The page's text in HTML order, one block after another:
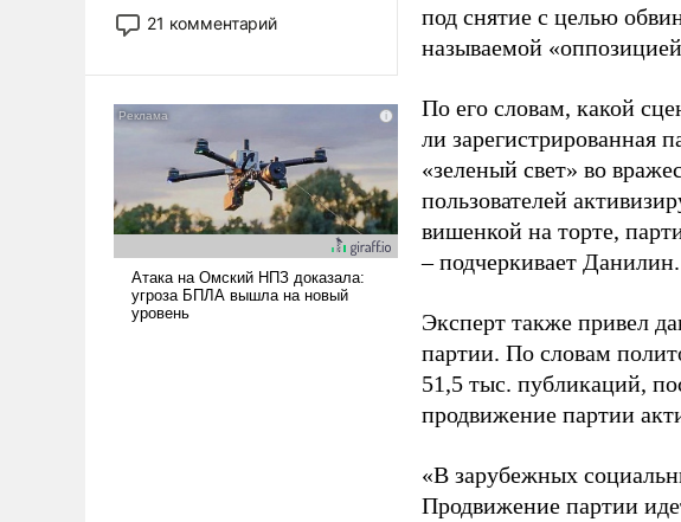
Мир, где политические
прожекты будут безусловно
налогоплательщиков и где
Еревану за свои поступки не
нужно отвечать.
21 комментарий
под снятие с целью
называемой
По его словам, какой
ли зарегистрированная
«зеленый свет» во
пользователей
вишенкой на торте,
– подчеркивает Данилин.
Эксперт также привел
партии. По словам
51,5 тыс. публикаций,
продвижение партии
«В зарубежных
Продвижение партии